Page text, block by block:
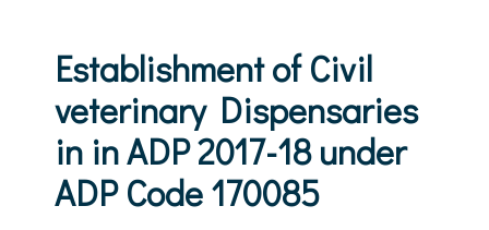
Establishment of Civil
veterinary Dispensaries
in in ADP 2017-18 under
ADP Code 170085